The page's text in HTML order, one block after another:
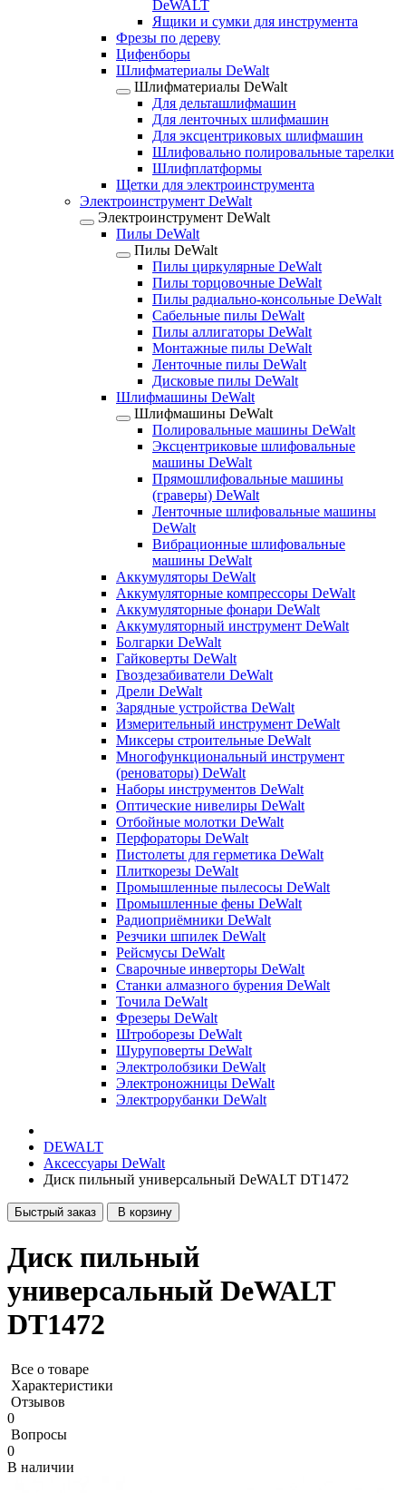
DeWALT
Ящики и сумки для инструмента
Фрезы по дереву
Цифенборы
Шлифматериалы DeWalt
Шлифматериалы DeWalt
Для дельташлифмашин
Для ленточных шлифмашин
Для эксцентриковых шлифмашин
Шлифовально полировальные тарелки
Шлифплатформы
Щетки для электроинструмента
Электроинструмент DeWalt
Электроинструмент DeWalt
Пилы DeWalt
Пилы DeWalt
Пилы циркулярные DeWalt
Пилы торцовочные DeWalt
Пилы радиально-консольные DeWalt
Сабельные пилы DeWalt
Пилы аллигаторы DeWalt
Монтажные пилы DeWalt
Ленточные пилы DeWalt
Дисковые пилы DeWalt
Шлифмашины DeWalt
Шлифмашины DeWalt
Полировальные машины DeWalt
Эксцентриковые шлифовальные
машины DeWalt
Прямошлифовальные машины
(граверы) DeWalt
Ленточные шлифовальные машины
DeWalt
Вибрационные шлифовальные
машины DeWalt
Аккумуляторы DeWalt
Аккумуляторные компрессоры DeWalt
Аккумуляторные фонари DeWalt
Аккумуляторный инструмент DeWalt
Болгарки DeWalt
Гайковерты DeWalt
Гвоздезабиватели DeWalt
Дрели DeWalt
Зарядные устройства DeWalt
Измерительный инструмент DeWalt
Миксеры строительные DeWalt
Многофункциональный инструмент
(реноваторы) DeWalt
Наборы инструментов DeWalt
Оптические нивелиры DeWalt
Отбойные молотки DeWalt
Перфораторы DeWalt
Пистолеты для герметика DeWalt
Плиткорезы DeWalt
Промышленные пылесосы DeWalt
Промышленные фены DeWalt
Радиоприёмники DeWalt
Резчики шпилек DeWalt
Рейсмусы DeWalt
Сварочные инверторы DeWalt
Станки алмазного бурения DeWalt
Точила DeWalt
Фрезеры DeWalt
Штроборезы DeWalt
Шуруповерты DeWalt
Электролобзики DeWalt
Электроножницы DeWalt
Электрорубанки DeWalt
DEWALT
Аксессуары DeWalt
Диск пильный универсальный DeWALT DT1472
Быстрый заказ В корзину
Диск пильный
универсальный DeWALT
DT1472
Все о товаре
Характеристики
Отзывов
0
Вопросы
0
В наличии